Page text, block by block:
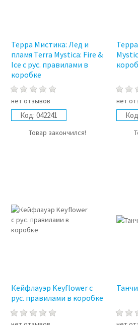
Терра Мистика: Лед и
пламя Terra Mystica: Fire &
Ice с рус. правилами в
коробке
нет отзывов
Код: 042241
Товар закончился!
нет
Кейфлауэр Keyflower с
рус. правилами в коробке